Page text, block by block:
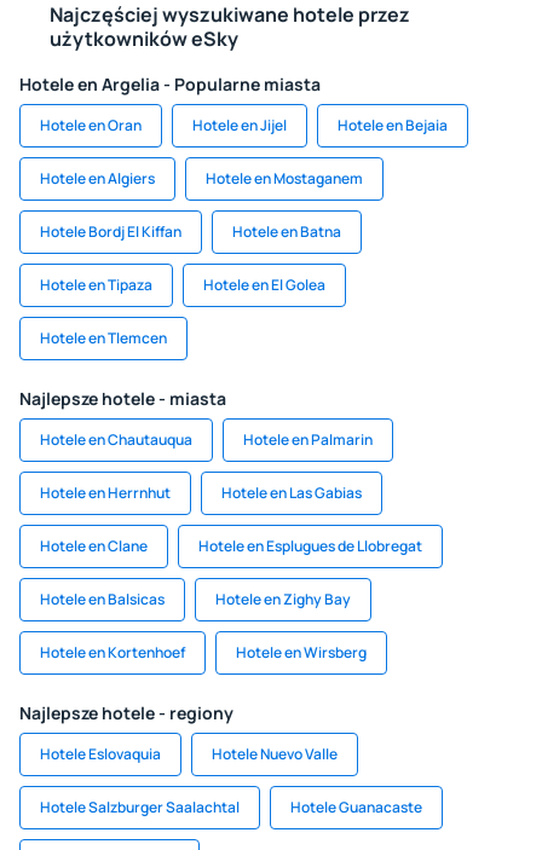
Najczęściej wyszukiwane hotele przez
użytkowników eSky
Hotele en Argelia - Popularne miasta
Hotele en Oran Hotele en Jijel Hotele en Bejaia
Hotele en Algiers Hotele en Mostaganem
Hotele Bordj El Kiffan Hotele en Batna
Hotele en Tipaza Hotele en El Golea
Hotele en Tlemcen
Najlepsze hotele - miasta
Hotele en Chautauqua Hotele en Palmarin
Hotele en Herrnhut Hotele en Las Gabias
Hotele en Clane Hotele en Esplugues de Llobregat
Hotele en Balsicas Hotele en Zighy Bay
Hotele en Kortenhoef Hotele en Wirsberg
Najlepsze hotele - regiony
Hotele Eslovaquia Hotele Nuevo Valle
Hotele Salzburger Saalachtal Hotele Guanacaste